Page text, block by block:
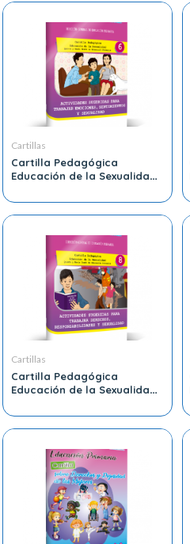
Cartillas
Cartilla Pedagógica
Educación de la Sexualidad
Educación Primaria 6
Cartillas
Cartilla Pedagógica
Educación de la Sexualidad
Educación Primaria 8